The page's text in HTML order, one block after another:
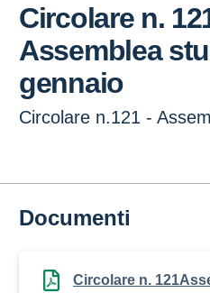
Circolare n.
Assemblea
gennaio
Circolare n.121 -
Documenti
Circolare n.